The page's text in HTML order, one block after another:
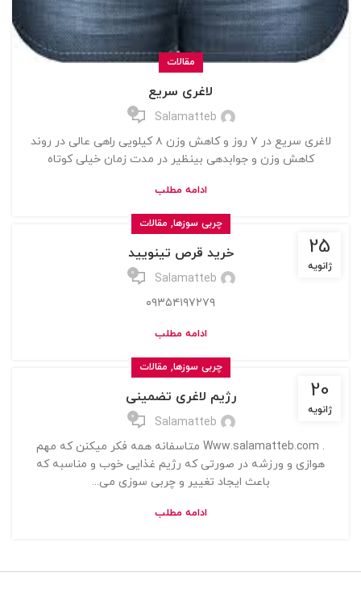
مقالات
لاغری سریع
Salamatteb
0
لاغری سریع در ۷ روز و کاهش وزن ۸ کیلویی راهی عالی در روند
کاهش وزن و جوابدهی بینظیر در مدت زمان خیلی کوتاه
ادامه مطلب
25
ژانویه
چربی سوزها, مقالات
خرید قرص تینویید
Salamatteb
0
۰۹۳۵۴۱۹۷۲۷۹
ادامه مطلب
20
ژانویه
چربی سوزها, مقالات
رژیم لاغری تضمینی
Salamatteb
0
. Www.salamatteb.com متاسفانه همه فکر میکنن که مهم
هوازی و ورزشه در صورتی که رژیم غذایی خوب و مناسبه که
باعث ایجاد تغییر و چربی سوزی می...
ادامه مطلب